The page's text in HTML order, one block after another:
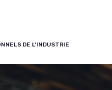
DE L'INDUSTRIE